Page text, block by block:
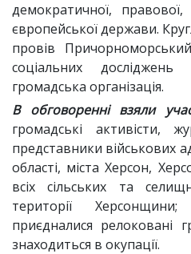
демократичної,
європейської держави.
провів
соціальних
громадська організація.
В обговоренні взяли
громадські активісти,
представники військових
області, міста Херсон,
всіх сільських та
території
приєдналися релоковані
знаходиться в окупації.